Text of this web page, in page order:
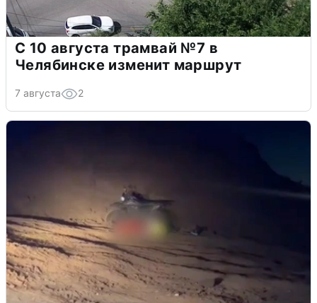
С 10 августа трамвай №7 в
Челябинске изменит маршрут
7 августа 2